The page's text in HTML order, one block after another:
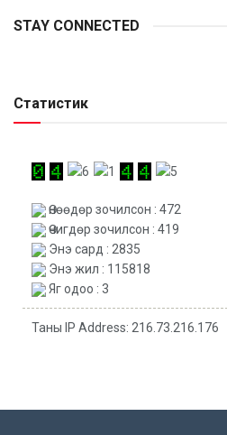
STAY CONNECTED
Статистик
Өнөөдөр зочилсон : 472
Өчигдөр зочилсон : 419
Энэ сард : 2835
Энэ жил : 115818
Яг одоо : 3
Таны IP Address: 216.73.216.176